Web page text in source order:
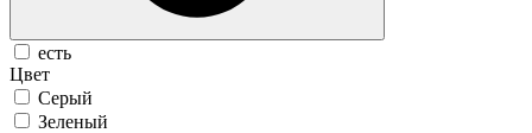
есть
Цвет
Серый
Зеленый